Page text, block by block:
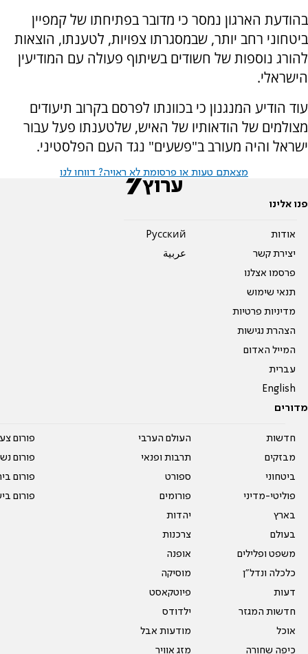
בהודעת הארגון נמסר כי מדובר בפתיחתו של קמפיין
ביטחוני רחב יותר, שבמסגרתו צפויות, לטענתו, הוצאות
להורג נוספות של חשודים בשיתוף פעולה עם המודיעין
הישראלי.
עוד הודיע המנגנון כי בכוונתו לפרסם בקרוב תיעודים
מצולמים של הודאותיו של האיש, שלטענתו פעל עבור
ישראל והיה מעורב ב"פשעים" נגד העם הפלסטיני.
מצאתם טעות או פרסומת לא ראויה? דווחו לנו
פנו אלינו
אודות
יצירת קשר
פרסמו אצלנו
תנאי שימוש
מדיניות פרטיות
הצהרת נגישות
המייל האדום
עברית
English
Pусский
عربية
מדורים
חדשות
מבזקים
ביטחוני
פוליטי-מדיני
בארץ
בעולם
משפט ופלילים
כלכלה ונדל"ן
דעות
חדשות המגזר
אוכל
כיפה שחורה
העולם הערבי
תרבות ופנאי
ספורט
פורומים
יהדות
צרכנות
אופנה
מוסיקה
פיוטקאסט
ילדודס
מודעות אבל
מזג אוויר
פורום
פורום
פורום
פורום